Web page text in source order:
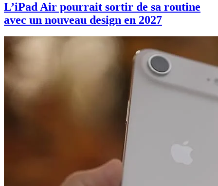
L’iPad Air pourrait sortir de sa routine
avec un nouveau design en 2027